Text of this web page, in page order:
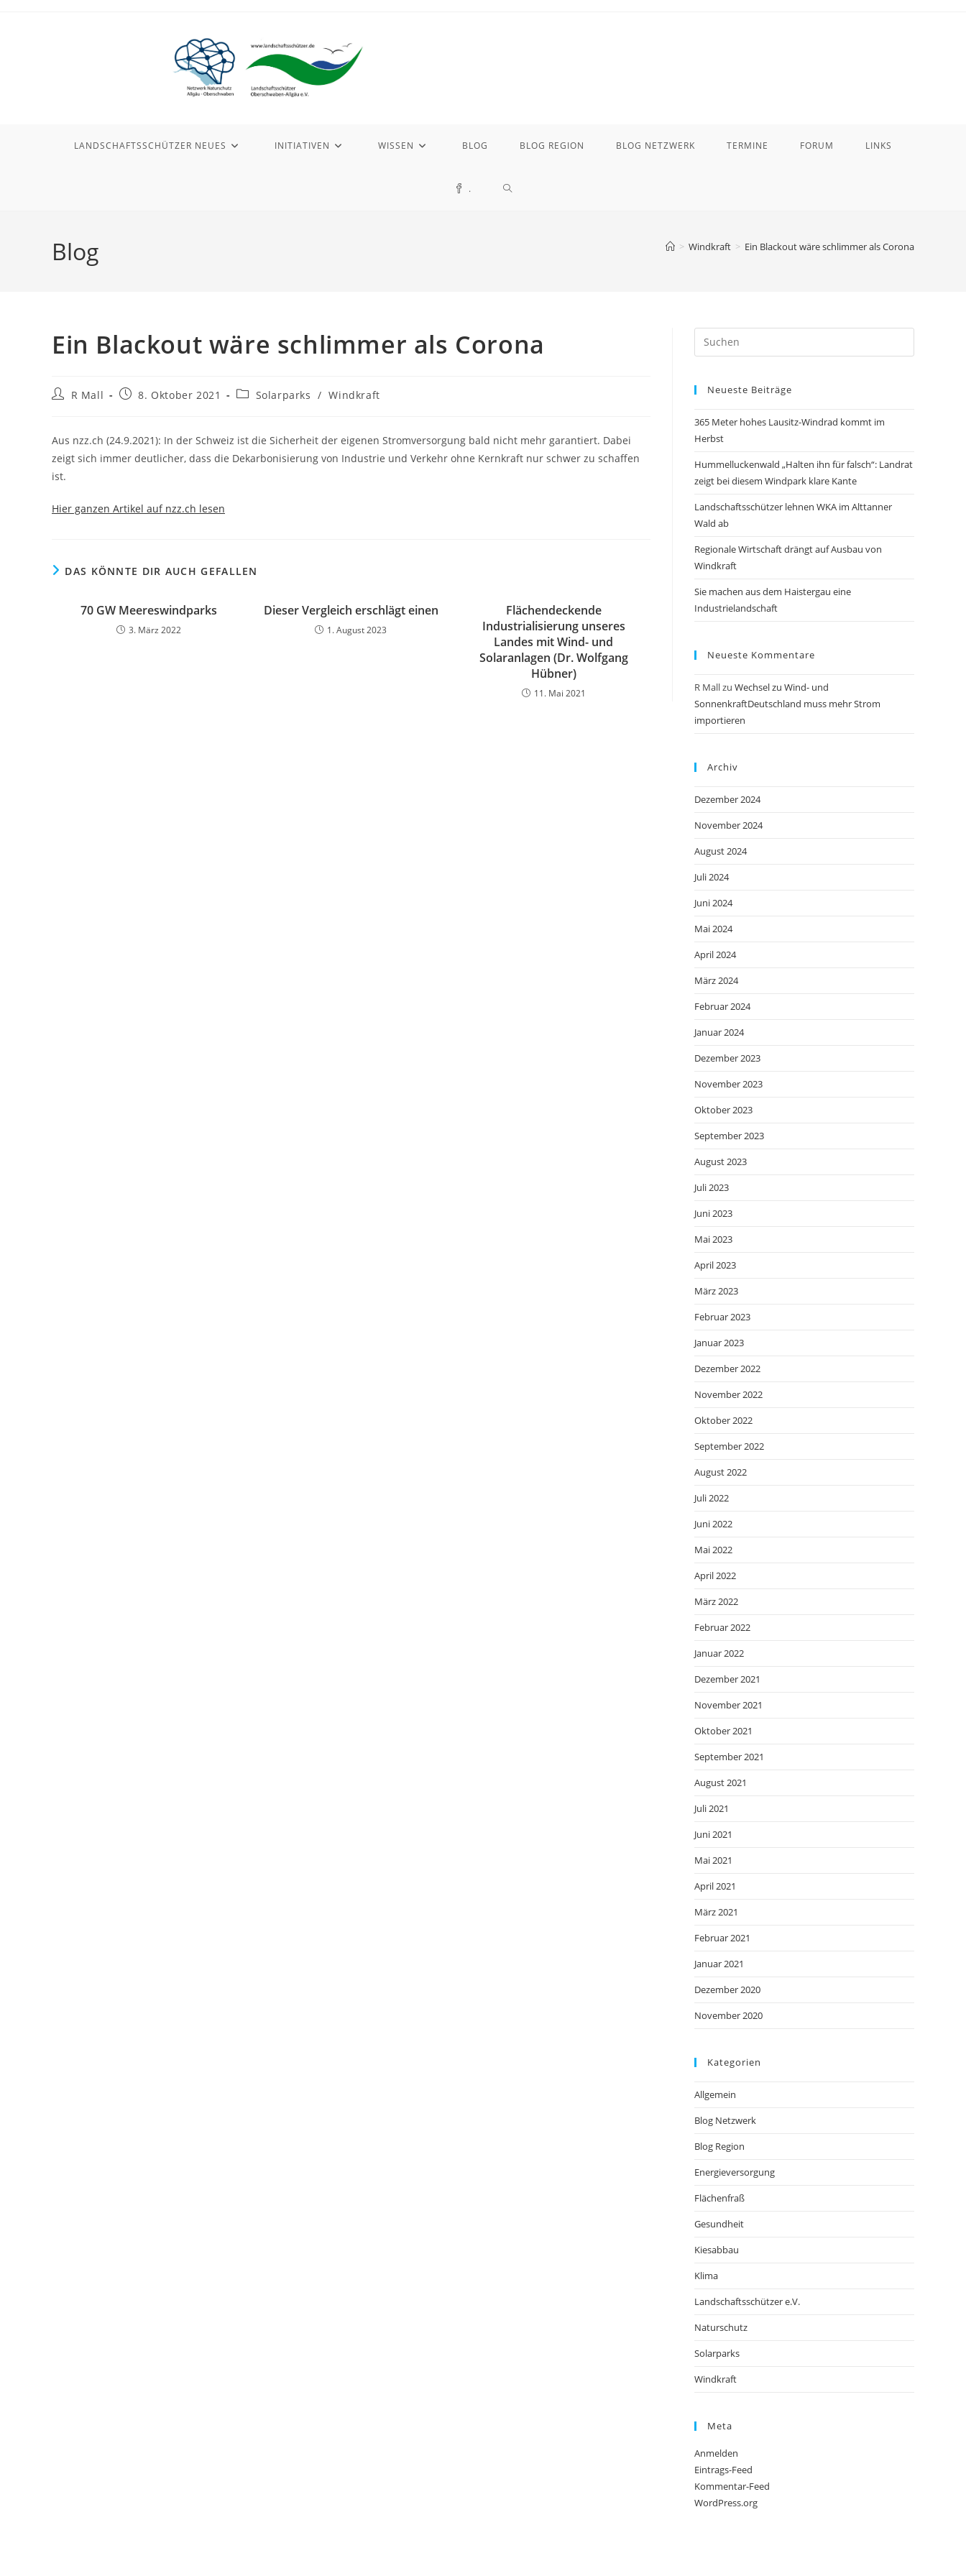
LANDSCHAFTSSCHÜTZER NEUES INITIATIVEN WISSEN BLOG BLOG REGION BLOG NETZWERK TERMINE FORUM LINKS
. WEBSITE-
Blog > Windkraft > Ein Blackout wäre schlimmer als Corona
Ein Blackout wäre schlimmer als Corona
Beitrags-
R Mall
Beitrag8. Oktober 2021
Beitrags-
Solarparks / Windkraft
Aus nzz.ch (24.9.2021): In der Schweiz ist die Sicherheit der eigenen Stromversorgung bald nicht mehr garantiert. Dabei
zeigt sich immer deutlicher, dass die Dekarbonisierung von Industrie und Verkehr ohne Kernkraft nur schwer zu schaffen
ist.
Hier ganzen Artikel auf nzz.ch lesen
DAS KÖNNTE DIR AUCH GEFALLEN
70 GW Meereswindparks
3. März 2022
Dieser Vergleich erschlägt einen
1. August 2023
Flächendeckende
Industrialisierung unseres
Landes mit Wind- und
Solaranlagen (Dr. Wolfgang
Hübner)
11. Mai 2021
Neueste Beiträge
365 Meter hohes Lausitz-Windrad kommt im
Herbst
Hummelluckenwald „Halten ihn für falsch“: Landrat
zeigt bei diesem Windpark klare Kante
Landschaftsschützer lehnen WKA im Alttanner
Wald ab
Regionale Wirtschaft drängt auf Ausbau von
Windkraft
Sie machen aus dem Haistergau eine
Industrielandschaft
Neueste Kommentare
R Mallzu Wechsel zu Wind- und
SonnenkraftDeutschland muss mehr Strom
importieren
Archiv
Dezember 2024
November 2024
August 2024
Juli 2024
Juni 2024
Mai 2024
April 2024
März 2024
Februar 2024
Januar 2024
Dezember 2023
November 2023
Oktober 2023
September 2023
August 2023
Juli 2023
Juni 2023
Mai 2023
April 2023
März 2023
Februar 2023
Januar 2023
Dezember 2022
November 2022
Oktober 2022
September 2022
August 2022
Juli 2022
Juni 2022
Mai 2022
April 2022
März 2022
Februar 2022
Januar 2022
Dezember 2021
November 2021
Oktober 2021
September 2021
August 2021
Juli 2021
Juni 2021
Mai 2021
April 2021
März 2021
Februar 2021
Januar 2021
Dezember 2020
November 2020
Kategorien
Allgemein
Blog Netzwerk
Blog Region
Energieversorgung
Flächenfraß
Gesundheit
Kiesabbau
Klima
Landschaftsschützer e.V.
Naturschutz
Solarparks
Windkraft
Meta
Anmelden
Eintrags-Feed
Kommentar-Feed
WordPress.org